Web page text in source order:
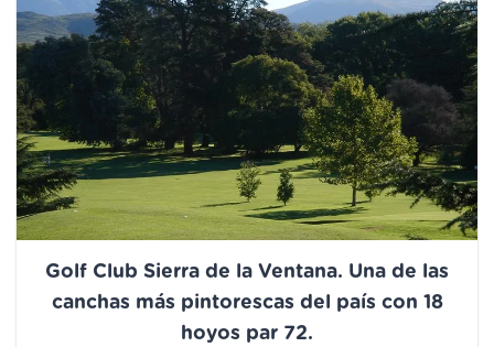
Golf Club Sierra de la Ventana. Una de las
canchas más pintorescas del país con 18
hoyos par 72.